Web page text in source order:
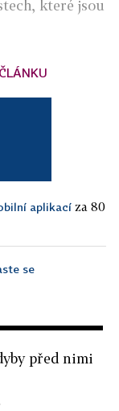
které jsou
aplikací za 80
se
před nimi